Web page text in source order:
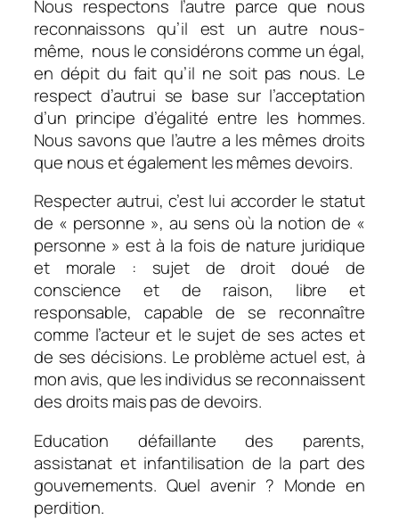
Nous respectons l’autre parce que nous
reconnaissons qu’il est un autre nous-
même, nous le considérons comme un égal,
en dépit du fait qu’il ne soit pas nous. Le
respect d’autrui se base sur l’acceptation
d’un principe d’égalité entre les hommes.
Nous savons que l’autre a les mêmes droits
que nous et également les mêmes devoirs.
Respecter autrui, c’est lui accorder le statut
de « personne », au sens où la notion de «
personne » est à la fois de nature juridique
et morale : sujet de droit doué de
conscience et de raison, libre et
responsable, capable de se reconnaître
comme l’acteur et le sujet de ses actes et
de ses décisions. Le problème actuel est, à
mon avis, que les individus se reconnaissent
des droits mais pas de devoirs.
Education défaillante des parents,
assistanat et infantilisation de la part des
gouvernements. Quel avenir ? Monde en
perdition.